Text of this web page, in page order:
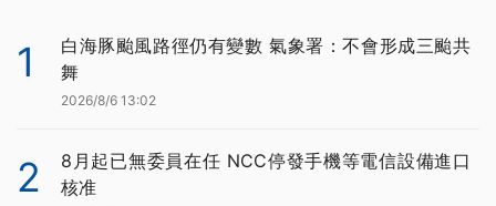
1
白海豚颱風路徑仍有變數 氣象署：不會形成三颱共
舞
2026/8/6 13:02
2
8月起已無委員在任 NCC停發手機等電信設備進口
核准